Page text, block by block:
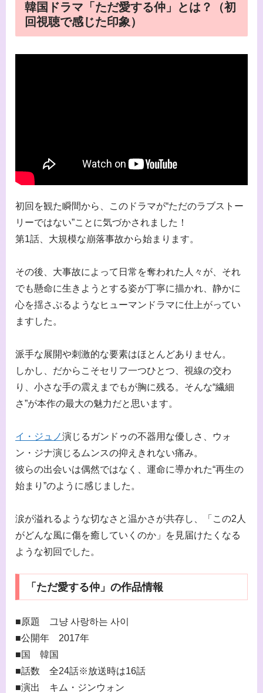
韓国ドラマ「ただ愛する仲」とは？（初
回視聴で感じた印象）
初回を観た瞬間から、このドラマが“ただのラブストー
リーではない”ことに気づかされました！
第1話、大規模な崩落事故から始まります。
その後、大事故によって日常を奪われた人々が、それ
でも懸命に生きようとする姿が丁寧に描かれ、静かに
心を揺さぶるようなヒューマンドラマに仕上がってい
ますした。
派手な展開や刺激的な要素はほとんどありません。
しかし、だからこそセリフ一つひとつ、視線の交わ
り、小さな手の震えまでもが胸に残る。そんな“繊細
さ”が本作の最大の魅力だと思います。
イ・ジュノ演じるガンドゥの不器用な優しさ、ウォ
ン・ジナ演じるムンスの抑えきれない痛み。
彼らの出会いは偶然ではなく、運命に導かれた“再生の
始まり”のように感じました。
涙が溢れるような切なさと温かさが共存し、「この2人
がどんな風に傷を癒していくのか」を見届けたくなる
ような初回でした。
「ただ愛する仲」の作品情報
■原題 그냥 사랑하는 사이
■公開年 2017年
■国 韓国
■話数 全24話※放送時は16話
■演出 キム・ジンウォン